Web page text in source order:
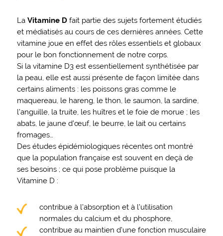
La Vitamine Dfait partie des sujets fortement étudiés
et médiatisés au cours de ces dernières années. Cette
vitamine joue en effet des rôles essentiels et globaux
pour le bon fonctionnement de notre corps.
Si la vitamine D3 est essentiellement synthétisée par
la peau, elle est aussi présente de façon limitée dans
certains aliments : les poissons gras comme le
maquereau, le hareng, le thon, le saumon, la sardine,
l’anguille, la truite, les huîtres et le foie de morue ; les
abats, le jaune d’œuf, le beurre, le lait ou certains
fromages…
Des études épidémiologiques récentes ont montré
que la population française est souvent en deçà de
ses besoins ; ce qui pose problème puisque la
Vitamine D :
contribue à l’absorption et à l’utilisation
normales du calcium et du phosphore,
contribue au maintien d’une fonction musculaire